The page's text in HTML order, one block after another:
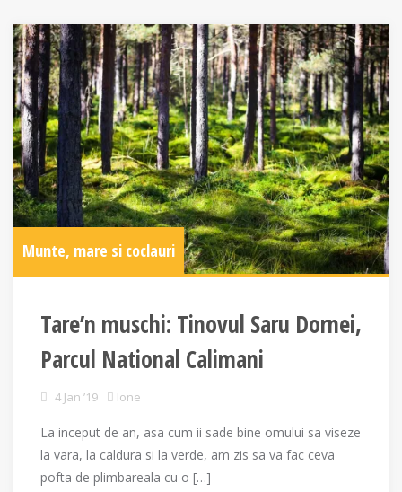
Munte, mare si coclauri
Tare’n muschi: Tinovul Saru Dornei,
Parcul National Calimani
4 Jan ’19 Ione
La inceput de an, asa cum ii sade bine omului sa viseze
la vara, la caldura si la verde, am zis sa va fac ceva
pofta de plimbareala cu o […]